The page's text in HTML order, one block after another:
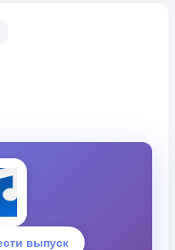
выпуск